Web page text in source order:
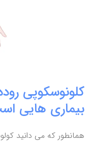
کلونوسکوپی
بیماری هایی
همانطور که می دانید